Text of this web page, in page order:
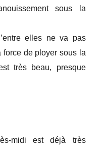
sous la
elles ne va pas
force de ployer sous la
très beau, presque
midi est déjà très